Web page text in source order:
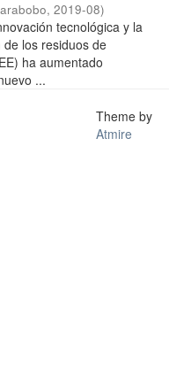
, 2019-08)
tecnológica y la
los residuos de
ha aumentado
...
Theme by
Atmire